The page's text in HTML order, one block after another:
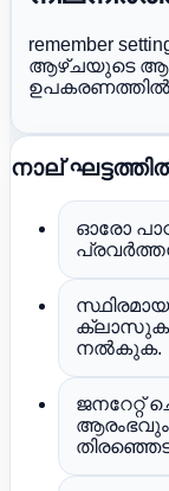
remember
ആഴ്ചയുടെ
ഉപകരണത്തിൽ
നാല്
ഓരോ
നൽകുക.
ജനറേറ്റ്